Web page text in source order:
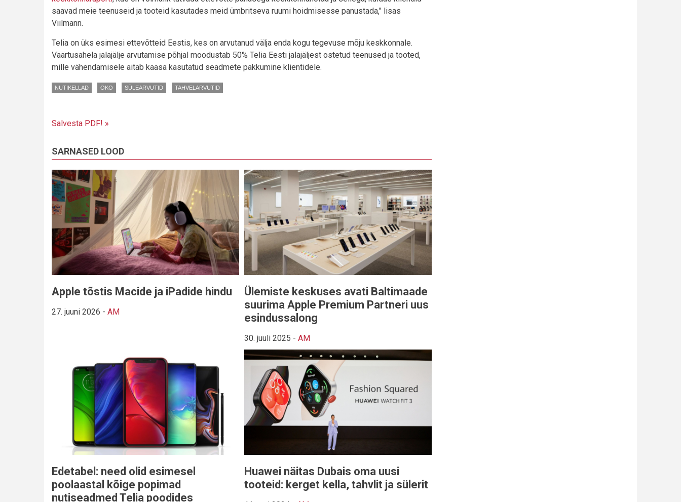
saavad meie teenuseid ja tooteid kasutades meid ümbritseva ruumi hoidmisesse panustada," lisas
Viilmann.
Telia on üks esimesi ettevõtteid Eestis, kes on arvutanud välja enda kogu tegevuse mõju keskkonnale.
Väärtusahela jalajälje arvutamise põhjal moodustab 50% Telia Eesti jalajäljest ostetud teenused ja tooted,
mille vähendamisele aitab kaasa kasutatud seadmete pakkumine klientidele.
NUTIKELLAD ÖKO SÜLEARVUTID TAHVELARVUTID
Salvesta PDF! »
SARNASED LOOD
Apple tõstis Macide ja iPadide hindu
27. juuni 2026 - AM
Ülemiste keskuses avati Baltimaade
suurima Apple Premium Partneri uus
esindussalong
30. juuli 2025 - AM
Edetabel: need olid esimesel
poolaastal kõige popimad
nutiseadmed Telia poodides
Huawei näitas Dubais oma uusi
tooteid: kerget kella, tahvlit ja sülerit